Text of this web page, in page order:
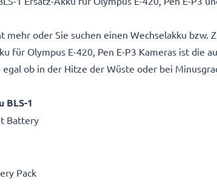
oder Sie suchen einen Wechselakku bzw.
für Olympus E-420, Pen E-P3 Kameras ist
ob in der Hitze der Wüste oder bei
BLS-1
Battery
Pack